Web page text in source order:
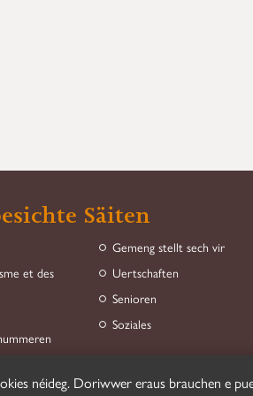
Säiten
et des
Gemeng stellt sech vir
Uertschaften
Senioren
Soziales
néideg. Doriwwer eraus brauchen e